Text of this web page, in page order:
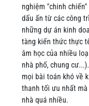
nghiệm "chinh
dấu ấn từ các công
những dự án kinh
tàng kiến thức thực
âm học của nhiều
nhà phố, chung
mọi bài toán khó về
thanh tối ưu nhất
nhà quá nhiều.